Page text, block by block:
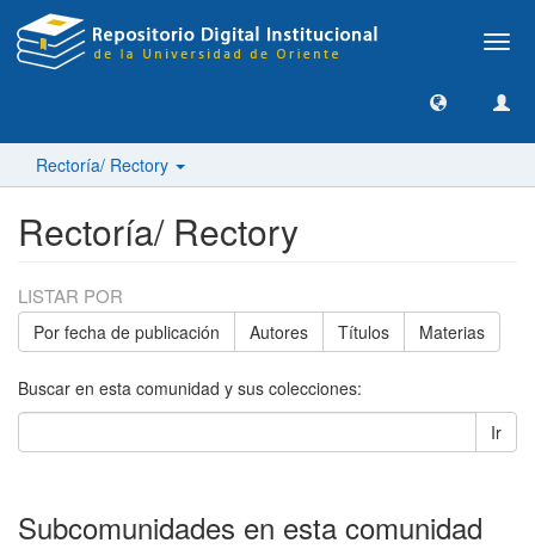
Rectoría/ Rectory
Rectoría/ Rectory
LISTAR POR
Por fecha de publicación Autores Títulos Materias
Buscar en esta comunidad y sus colecciones:
Ir
Subcomunidades en esta comunidad